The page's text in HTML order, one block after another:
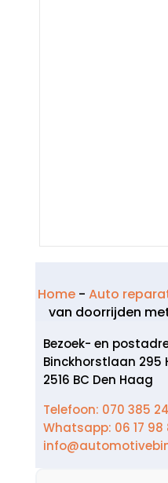
Home -Auto
van doorrijden
Bezoek- en
Binckhorstlaan 295
2516 BC Den Haag
Telefoon: 070 385
Whatsapp: 06 17 98